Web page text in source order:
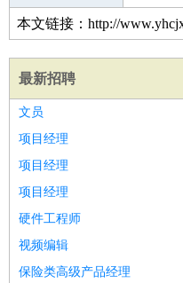
本文链接：http://
最新招聘
文员
项目经理
项目经理
项目经理
硬件工程师
视频编辑
保险类高级产品经理